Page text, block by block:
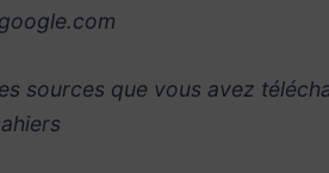
sources que vous avez